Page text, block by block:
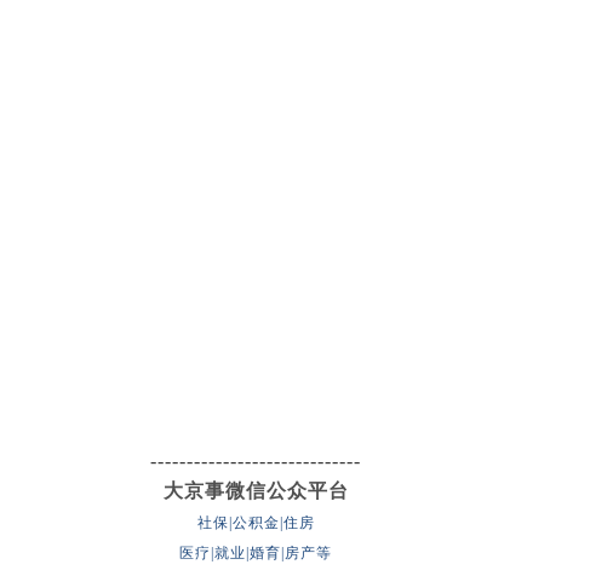
-----------------------------
大京事微信公众平台
社保|公积金|住房
医疗|就业|婚育|房产等